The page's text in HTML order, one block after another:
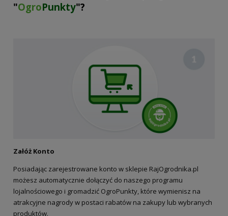
"OgroPunkty"?
Załóż Konto
Posiadając zarejestrowane konto w sklepie RajOgrodnika.pl
możesz automatycznie dołączyć do naszego programu
lojalnościowego i gromadzić OgroPunkty, które wymienisz na
atrakcyjne nagrody w postaci rabatów na zakupy lub wybranych
produktów.